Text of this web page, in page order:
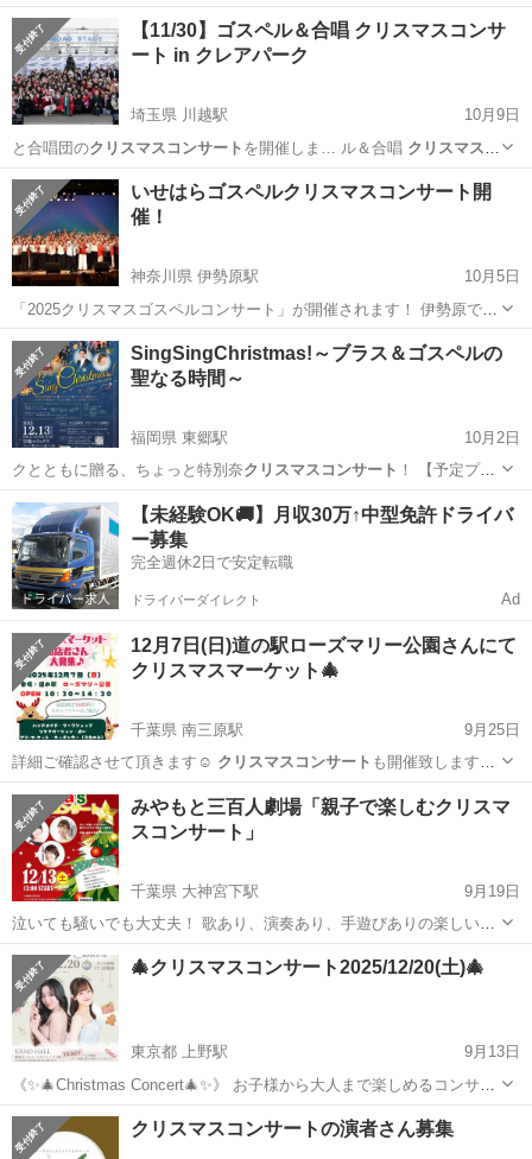
ト開催日時 …
滋賀 河瀬駅 ワークショップ
クリスマスコンサート
【11/30】ゴスペル＆合唱 クリスマスコンサ
ート in クレアパーク
埼玉県 川越駅
10月9日
と合唱団のクリスマスコンサート を開催しま… ル＆合唱 クリスマスコ
ンサートin ク…
埼玉 川越市 川越駅 コンサート/ショー クレア
いせはらゴスペルクリスマスコンサート開
催！
神奈川県 伊勢原駅
10月5日
「2025クリスマスゴスペルコンサート」が開催されます！ 伊勢原で活
動している4つのゴスペルクワイヤの合同コンサートです。 コンサー
トの最後に用意されている、80名以上のメンバー全員による歌声は圧
巻です！クリスマスはゴス...
神奈川 伊勢原市 コンサート/ショー
クリスマスコンサート
SingSingChristmas!～ブラス＆ゴスペルの
聖なる時間～
福岡県 東郷駅
10月2日
クとともに贈る、ちょっと特別奈クリスマスコンサート ！ 【予定プロ
グラム】 …
福岡 宗像市 東郷駅 コンサート/ショー 会場
【未経験OK🚚】月収30万↑中型免許ドライバ
ー募集
完全週休2日で安定転職
ドライバーダイレクト Ad
12月7日(日)道の駅ローズマリー公園さんにて
クリスマスマーケット🎄
千葉県 南三原駅
9月25日
詳細ご確認させて頂きます☺️ クリスマスコンサート も開催致しますの
で、少し早いク…
千葉 南房総市 南三原駅 フリーマーケット
クリスマスマーケット
みやもと三百人劇場「親子で楽しむクリスマ
スコンサート」
千葉県 大神宮下駅
9月19日
泣いても騒いでも大丈夫！ 歌あり、演奏あり、手遊びありの楽しいコ
ンサートです。 未就学児親子及び小学生が対象ですが、三世代での参
加も大歓迎です。 ご家族でお気軽にお申込みください。 出演 どれみ
食堂 ・土屋朱帆...
千葉 船橋市 大神宮下駅 コンサート/ショー
クリスマスコンサート
🎄クリスマスコンサート2025/12/20(土)🎄
東京都 上野駅
9月13日
《✨️🎄Christmas Concert🎄✨️》 お子様から大人まで楽しめるコンサー
ト♪ クリスマスの前の 特別なひとときを。 あたたかな音色をもつコン
ビによる フルート×ピアノのデュオ。 心がほっと温まる名曲や心お...
東京 台東区 上野駅 コンサート/ショー
クリスマスコンサートの演者さん募集